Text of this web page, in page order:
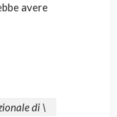
avere
di \